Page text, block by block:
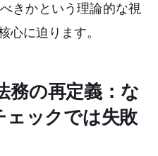
きかという理論的な視
心に迫ります。
務の再定義：な
ェックでは失敗